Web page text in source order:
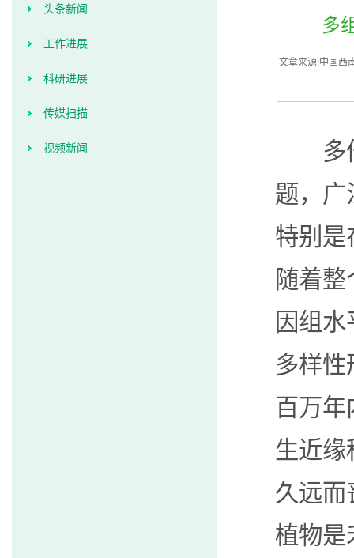
头条新闻
工作进展
科研进展
传媒扫描
视频新闻
多
文章来源:中国西
多
题，广
特别是
随着
因组
多样性
百万
生近缘
久远而
植物是